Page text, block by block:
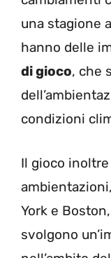
una stagione
hanno delle
di gioco, che
condizioni
Il gioco
York e
svolgono